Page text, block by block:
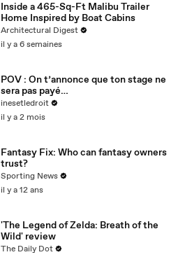
Inside a 465-Sq-Ft Malibu Trailer
Home Inspired by Boat Cabins
Architectural Digest
il y a 6 semaines
POV : On t’annonce que ton stage ne
sera pas payé…
inesetledroit
il y a 2 mois
Fantasy Fix: Who can fantasy owners
trust?
Sporting News
il y a 12 ans
'The Legend of Zelda: Breath of the
Wild' review
The Daily Dot